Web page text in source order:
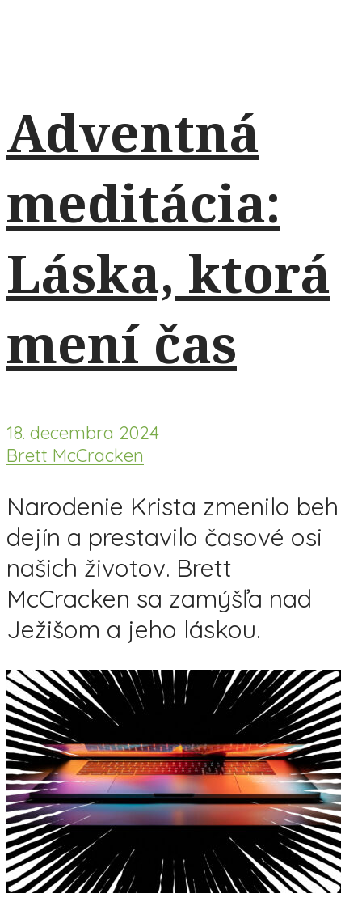
Adventná
meditácia:
Láska, ktorá
mení čas
18. decembra 2024
Brett McCracken
Narodenie Krista zmenilo beh
dejín a prestavilo časové osi
našich životov. Brett
McCracken sa zamýšľa nad
Ježišom a jeho láskou.